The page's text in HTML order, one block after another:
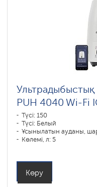
PUH 4040 Wi-Fi
Түсі: 150
Түсі: Белый
Ұсынылатын ауданы,
Көлемі, л: 5
Көру